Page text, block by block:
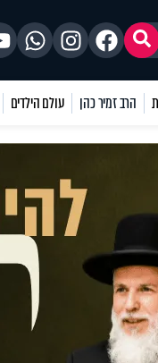
הרב זמיר כהן עולם הילדים